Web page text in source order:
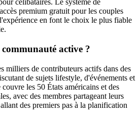
célibataires. Le système de
premium gratuit pour les couples
en font le choix le plus fiable
active ?
milliers de contributeurs actifs dans des
de sujets lifestyle, d'événements et
les 50 États américains et des
avec des membres partageant leurs
des premiers pas à la planification